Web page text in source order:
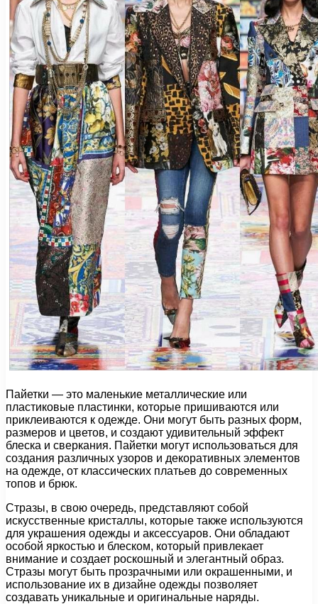
Пайетки — это маленькие металлические или
пластиковые пластинки, которые пришиваются или
приклеиваются к одежде. Они могут быть разных форм,
размеров и цветов, и создают удивительный эффект
блеска и сверкания. Пайетки могут использоваться для
создания различных узоров и декоративных элементов
на одежде, от классических платьев до современных
топов и брюк.
Стразы, в свою очередь, представляют собой
искусственные кристаллы, которые также используются
для украшения одежды и аксессуаров. Они обладают
особой яркостью и блеском, который привлекает
внимание и создает роскошный и элегантный образ.
Стразы могут быть прозрачными или окрашенными, и
использование их в дизайне одежды позволяет
создавать уникальные и оригинальные наряды.